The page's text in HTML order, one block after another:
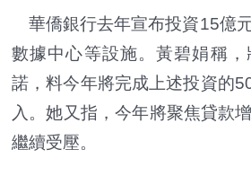
華僑銀行去年宣布投資15億
數據中心等設施。黃碧娟稱
諾，料今年將完成上述投資的
入。她又指，今年將聚焦貸款
繼續受壓。